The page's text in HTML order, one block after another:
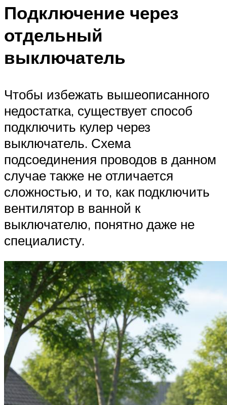
Подключение через
отдельный
выключатель
Чтобы избежать вышеописанного
недостатка, существует способ
подключить кулер через
выключатель. Схема
подсоединения проводов в данном
случае также не отличается
сложностью, и то, как подключить
вентилятор в ванной к
выключателю, понятно даже не
специалисту.